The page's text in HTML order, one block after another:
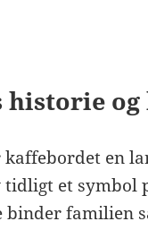
historie
en
et symbol
familien